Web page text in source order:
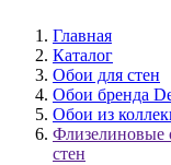
Главная
Каталог
Обои для стен
Обои бренда
Обои из
Флизелиновые
стен